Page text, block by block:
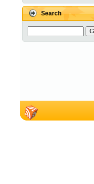
Search